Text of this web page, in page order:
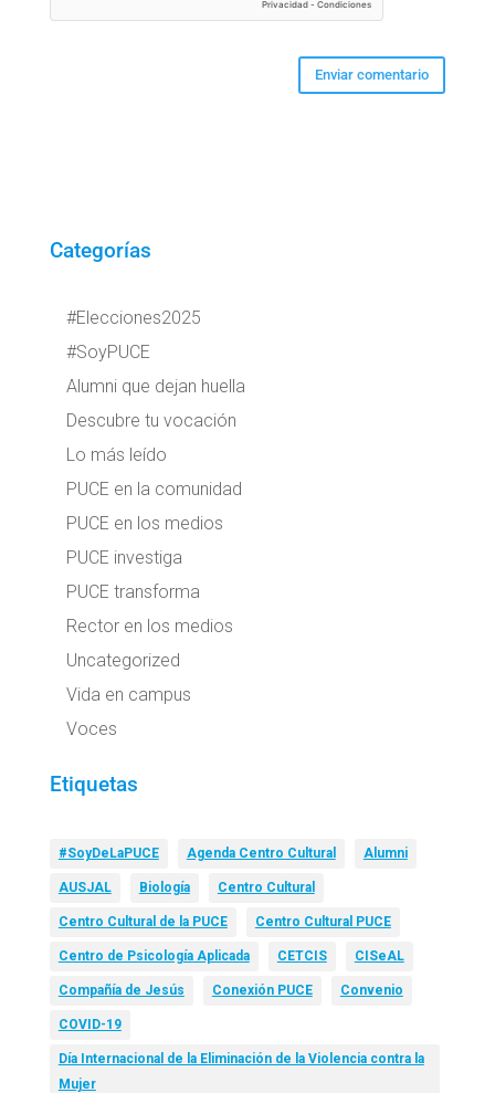
Categorías
#Elecciones2025
#SoyPUCE
Alumni que dejan huella
Descubre tu vocación
Lo más leído
PUCE en la comunidad
PUCE en los medios
PUCE investiga
PUCE transforma
Rector en los medios
Uncategorized
Vida en campus
Voces
Etiquetas
#SoyDeLaPUCE Agenda Centro Cultural Alumni
AUSJAL Biología Centro Cultural
Centro Cultural de la PUCE Centro Cultural PUCE
Centro de Psicología Aplicada CETCIS CISeAL
Compañía de Jesús Conexión PUCE Convenio
COVID-19
Día Internacional de la Eliminación de la Violencia contra la
Mujer